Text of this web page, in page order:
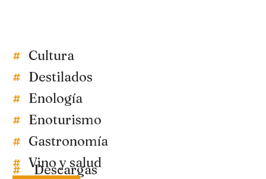
Cultura
Destilados
Enología
Enoturismo
Gastronomía
Vino y salud
Descargas